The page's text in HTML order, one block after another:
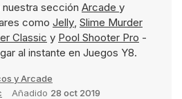
nuestra sección Arcade y
como Jelly, Slime Murder
Classic y Pool Shooter Pro -
al instante en Juegos Y8.
y Arcade
Añadido 28 oct 2019